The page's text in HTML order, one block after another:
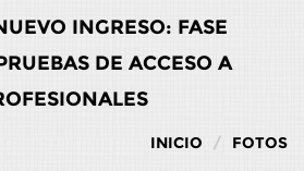
INGRESO: FASE
DE ACCESO A
INICIO FOTOS